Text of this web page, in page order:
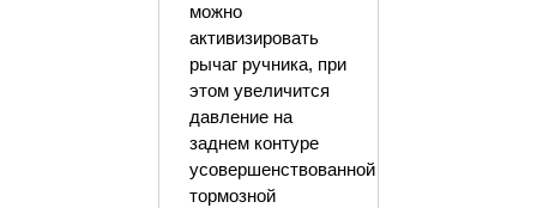
можно
активизировать
рычаг ручника, при
этом увеличится
давление на
заднем контуре
усовершенствованной
тормозной